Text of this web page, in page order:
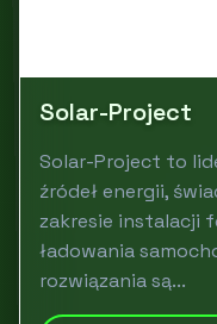
Solar-Project
Solar-Project to
źródeł energii,
zakresie instalacji
ładowania
rozwiązania są...